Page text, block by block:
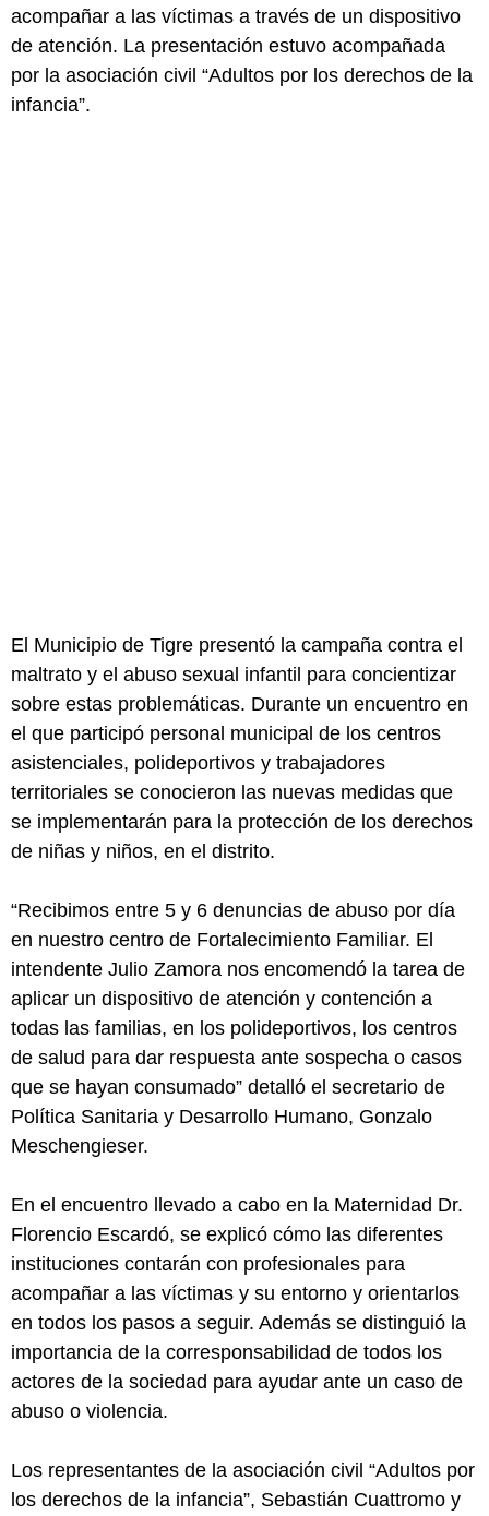
acompañar a las víctimas a través de un dispositivo
de atención. La presentación estuvo acompañada
por la asociación civil “Adultos por los derechos de la
infancia”.
El Municipio de Tigre presentó la campaña contra el
maltrato y el abuso sexual infantil para concientizar
sobre estas problemáticas. Durante un encuentro en
el que participó personal municipal de los centros
asistenciales, polideportivos y trabajadores
territoriales se conocieron las nuevas medidas que
se implementarán para la protección de los derechos
de niñas y niños, en el distrito.
“Recibimos entre 5 y 6 denuncias de abuso por día
en nuestro centro de Fortalecimiento Familiar. El
intendente Julio Zamora nos encomendó la tarea de
aplicar un dispositivo de atención y contención a
todas las familias, en los polideportivos, los centros
de salud para dar respuesta ante sospecha o casos
que se hayan consumado” detalló el secretario de
Política Sanitaria y Desarrollo Humano, Gonzalo
Meschengieser.
En el encuentro llevado a cabo en la Maternidad Dr.
Florencio Escardó, se explicó cómo las diferentes
instituciones contarán con profesionales para
acompañar a las víctimas y su entorno y orientarlos
en todos los pasos a seguir. Además se distinguió la
importancia de la corresponsabilidad de todos los
actores de la sociedad para ayudar ante un caso de
abuso o violencia.
Los representantes de la asociación civil “Adultos por
los derechos de la infancia”, Sebastián Cuattromo y